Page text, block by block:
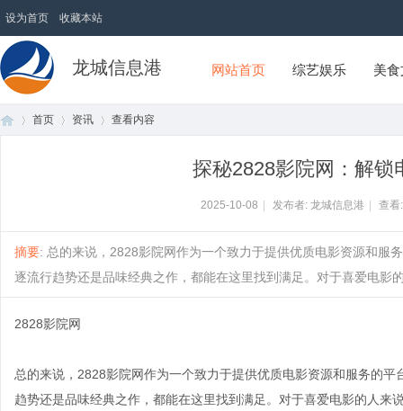
设为首页 收藏本站
龙城信息港 网站首页 综艺娱乐 美
首页 资讯 查看内容
探秘2828影院网：解锁
2025-10-08 发布者: 龙城信息港 查
摘要: 总的来说，2828影院网作为一个致力于提供优质电影资源和服
逐流行趋势还是品味经典之作，都能在这里找到满足。对于喜爱电
2828影院网
总的来说，2828影院网作为一个致力于提供优质电影资源和服务的
趋势还是品味经典之作，都能在这里找到满足。对于喜爱电影的人来